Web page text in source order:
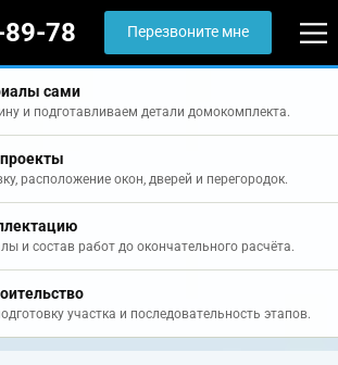
78 Перезвоните мне
сами
и подготавливаем детали домокомплекта.
расположение окон, дверей и перегородок.
и состав работ до окончательного расчёта.
участка и последовательность этапов.